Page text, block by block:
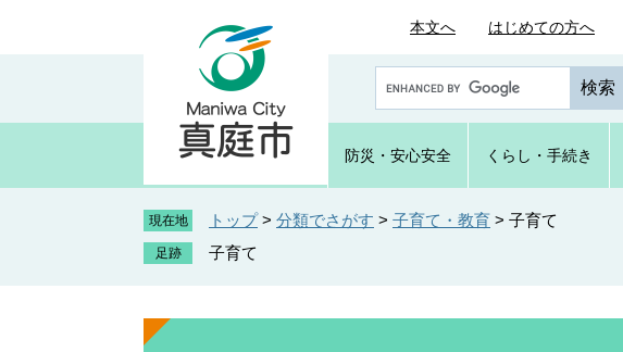
本文へ はじめての方へ
o
e
カ
防災・ 安心安全 くらし ・手続き
現在地 トップ > 分類でさがす > 子育て・教育 > 子育て
子育て
本